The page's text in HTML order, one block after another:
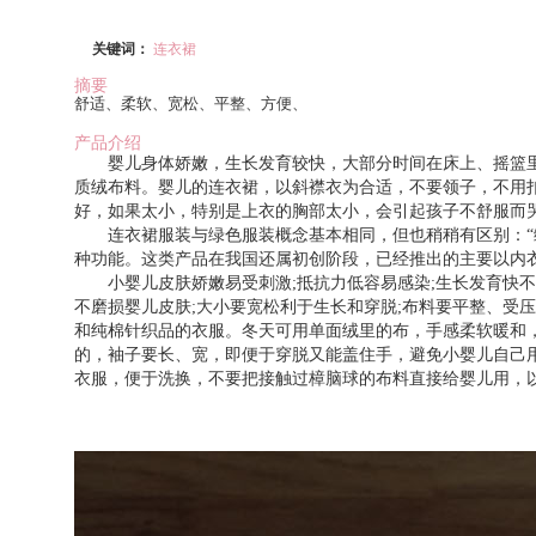
关键词： 连衣裙
摘要
舒适、柔软、宽松、平整、方便、
产品介绍
婴儿身体娇嫩，生长发育较快，大部分时间在床上、摇篮
质绒布料。婴儿的连衣裙，以斜襟衣为合适，不要领子，不
好，如果太小，特别是上衣的胸部太小，会引起孩子不舒服
连衣裙服装与绿色服装概念基本相同，但也稍稍有区别：“
种功能。这类产品在我国还属初创阶段，已经推出的主要以
小婴儿皮肤娇嫩易受刺激;抵抗力低容易感染;生长发育快不
不磨损婴儿皮肤;大小要宽松利于生长和穿脱;布料要平整、受
和纯棉针织品的衣服。冬天可用单面绒里的布，手感柔软暖
的，袖子要长、宽，即便于穿脱又能盖住手，避免小婴儿自
衣服，便于洗换，不要把接触过樟脑球的布料直接给婴儿用，